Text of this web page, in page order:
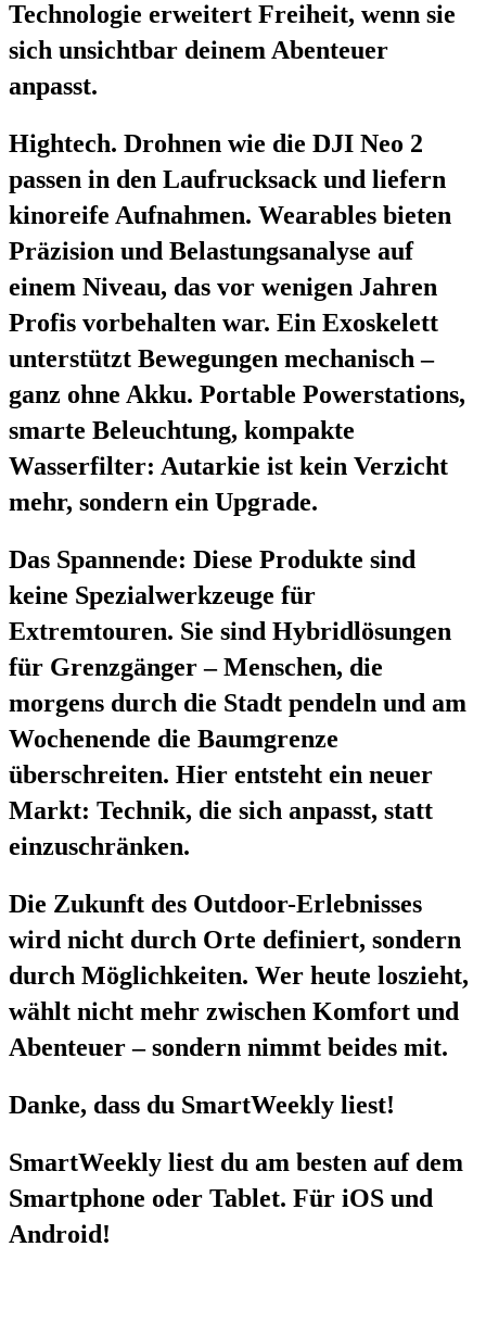
Technologie erweitert Freiheit, wenn sie
sich unsichtbar deinem Abenteuer
anpasst.
Hightech. Drohnen wie die DJI Neo 2
passen in den Laufrucksack und liefern
kinoreife Aufnahmen. Wearables bieten
Präzision und Belastungsanalyse auf
einem Niveau, das vor wenigen Jahren
Profis vorbehalten war. Ein Exoskelett
unterstützt Bewegungen mechanisch –
ganz ohne Akku. Portable Powerstations,
smarte Beleuchtung, kompakte
Wasserfilter: Autarkie ist kein Verzicht
mehr, sondern ein Upgrade.
Das Spannende: Diese Produkte sind
keine Spezialwerkzeuge für
Extremtouren. Sie sind Hybridlösungen
für Grenzgänger – Menschen, die
morgens durch die Stadt pendeln und am
Wochenende die Baumgrenze
überschreiten. Hier entsteht ein neuer
Markt: Technik, die sich anpasst, statt
einzuschränken.
Die Zukunft des Outdoor-Erlebnisses
wird nicht durch Orte definiert, sondern
durch Möglichkeiten. Wer heute loszieht,
wählt nicht mehr zwischen Komfort und
Abenteuer – sondern nimmt beides mit.
Danke, dass du SmartWeekly liest!
SmartWeekly liest du am besten auf dem
Smartphone oder Tablet. Für iOS und
Android!